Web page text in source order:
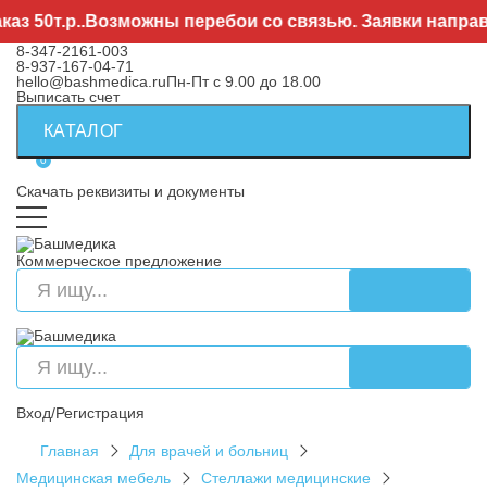
перебои со связью. Заявки
8-347-2161-003
8-937-167-04-71
hello@bashmedica.ruПн-Пт с 9.00 до 18.00
Выписать счет
КАТАЛОГ
0
Скачать реквизиты и документы
Коммерческое предложение
Вход/Регистрация
Главная
Для врачей и больниц
Медицинская мебель
Стеллажи медицинские